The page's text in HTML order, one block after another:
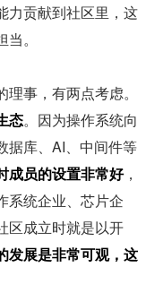
力贡献到社区里，这
。
事，有两点考虑。
态。因为操作系统向
据库、AI、中间件等
成员的设置非常好，
系统企业、芯片企
区成立时就是以开
发展是非常可观，这